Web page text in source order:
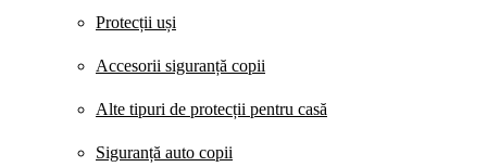
Protecții uși
Accesorii siguranță copii
Alte tipuri de protecții pentru casă
Siguranță auto copii